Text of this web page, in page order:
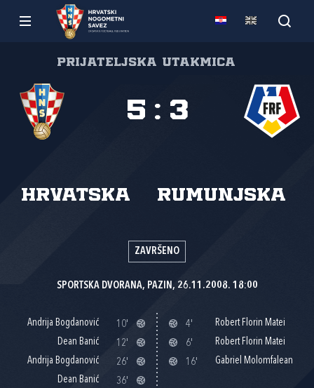
Prijateljska utakmica
Hrvatska Rumunjska
5 : 3
ZAVRŠENO
SPORTSKA DVORANA, PAZIN, 26.11.2008. 18:00
Andrija Bogdanović
10'
Dean Banić
12'
Andrija Bogdanović
26'
Dean Banić
36'
4'
Robert Florin Matei
6'
Robert Florin Matei
16'
Gabriel Molomfalean